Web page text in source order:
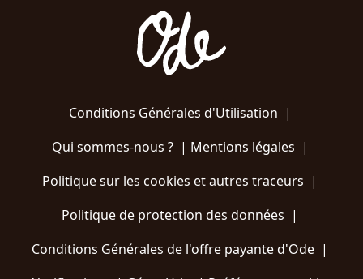
Conditions Générales d'Utilisation |
Qui sommes-nous ?| Mentions légales |
Politique sur les cookies et autres traceurs |
Politique de protection des données |
Conditions Générales de l'offre payante d'Ode |